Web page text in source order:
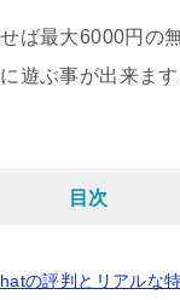
ば最大6000円の
遊ぶ事が出来ます
目次
の評判とリアルな